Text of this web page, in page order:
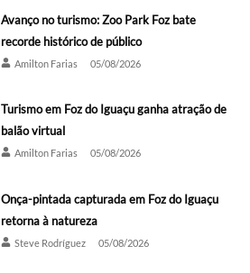
Avanço no turismo: Zoo Park Foz bate
recorde histórico de público
Amilton Farias 05/08/2026
Turismo em Foz do Iguaçu ganha atração de
balão virtual
Amilton Farias 05/08/2026
Onça-pintada capturada em Foz do Iguaçu
retorna à natureza
Steve Rodríguez 05/08/2026